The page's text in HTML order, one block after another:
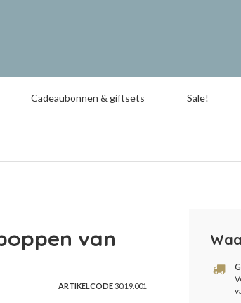
Cadeaubonnen & giftsets Sale!
van
ARTIKELCODE30.19.001